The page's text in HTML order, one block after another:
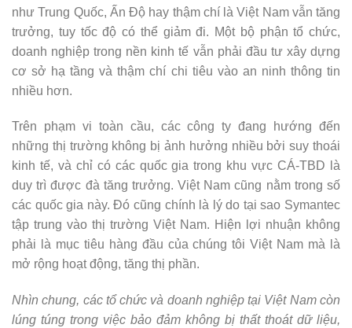
như Trung Quốc, Ấn Độ hay thậm chí là Việt Nam vẫn tăng
trưởng, tuy tốc độ có thể giảm đi. Một bộ phận tổ chức,
doanh nghiệp trong nền kinh tế vẫn phải đầu tư xây dựng
cơ sở hạ tầng và thậm chí chi tiêu vào an ninh thông tin
nhiều hơn.
Trên phạm vi toàn cầu, các công ty đang hướng đến
những thị trường không bị ảnh hưởng nhiều bởi suy thoái
kinh tế, và chỉ có các quốc gia trong khu vực CÁ-TBD là
duy trì được đà tăng trưởng. Việt Nam cũng nằm trong số
các quốc gia này. Đó cũng chính là lý do tại sao Symantec
tập trung vào thị trường Việt Nam. Hiện lợi nhuận không
phải là mục tiêu hàng đầu của chúng tôi Việt Nam mà là
mở rộng hoạt động, tăng thị phần.
Nhìn chung, các tổ chức và doanh nghiệp tại Việt Nam còn
lúng túng trong việc bảo đảm không bị thất thoát dữ liệu,